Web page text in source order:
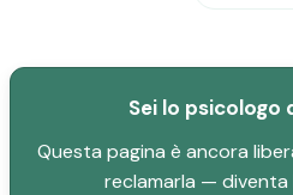
Sei lo psicologo
Questa pagina è ancora
reclamarla — diventa